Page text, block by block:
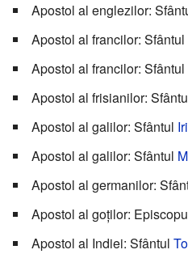
Apostol al englezilor:
Apostol al francilor: Sfântul
Apostol al francilor: Sfântul
Apostol al frisianilor:
Apostol al galilor: Sfântul
Apostol al galilor: Sfântul
Apostol al germanilor:
Apostol al goților:
Apostol al Indiei: Sfântul